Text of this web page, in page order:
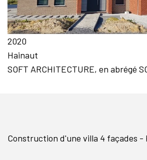
2020
Hainaut
SOFT ARCHITECTURE, en abrégé
Construction d'une villa 4 façades -